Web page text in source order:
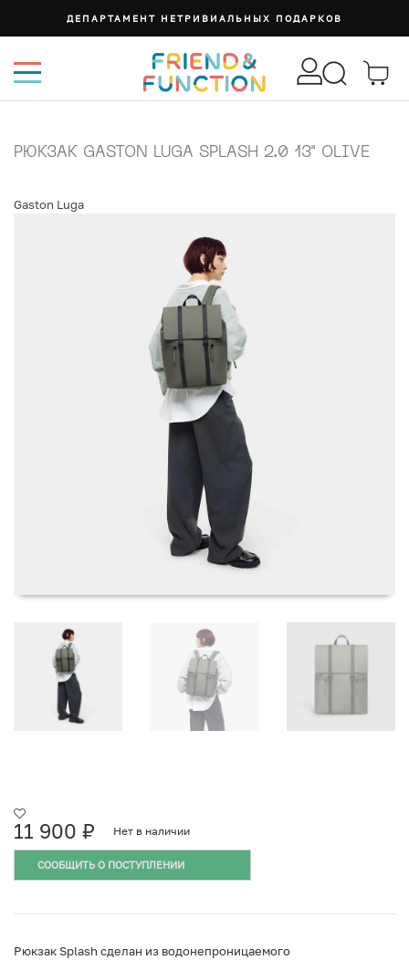
ДЕПАРТАМЕНТ НЕТРИВИАЛЬНЫХ ПОДАРКОВ
РЮКЗАК GASTON LUGA SPLASH 2.0 13" OLIVE
Gaston Luga
11 900 ₽ Нет в наличии
СООБЩИТЬ О ПОСТУПЛЕНИИ
Рюкзак Splash сделан из водонепроницаемого